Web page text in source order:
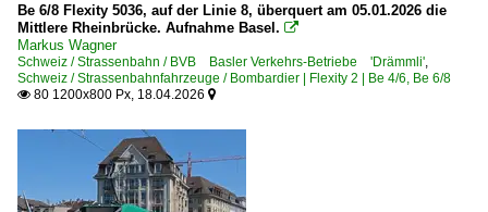
Be 6/8 Flexity 5036, auf der Linie 8, überquert am 05.01.2026 die
Mittlere Rheinbrücke. Aufnahme Basel. 
Markus Wagner
Schweiz / Strassenbahn / BVB Basler Verkehrs-Betriebe 'Drämmli',
Schweiz / Strassenbahnfahrzeuge / Bombardier | Flexity 2 | Be 4/6, Be 6/8
 80 1200x800 Px, 18.04.2026 